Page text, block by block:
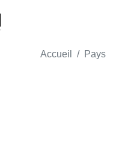
Accueil Pays